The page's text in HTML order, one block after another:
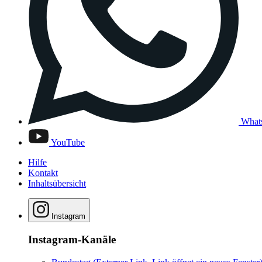
YouTube
Hilfe
Kontakt
Inhaltsübersicht
Instagram
Instagram-Kanäle